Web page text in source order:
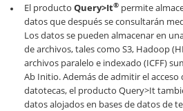
El producto Query>It® permite
datos que después se consultarán
Los datos se pueden almacenar en
de archivos, tales como S3, Hadoop
archivos paralelo e indexado (ICFF)
Ab Initio. Además de admitir el acceso
datotecas, el producto Query>It
datos alojados en bases de datos de